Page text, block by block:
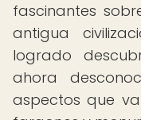
fascinantes
antigua
logrado
ahora
aspectos que